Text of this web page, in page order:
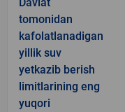
tomonidan
kafolatlanadigan
yillik suv
yetkazib berish
limitlarining eng
yuqori